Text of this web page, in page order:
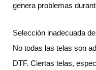
genera problemas
Selección inadecuada
No todas las telas son
DTF. Ciertas telas,